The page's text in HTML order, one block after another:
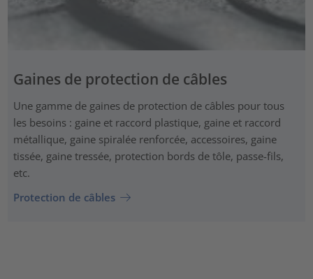
Gaines de protection de câbles
Une gamme de gaines de protection de câbles pour tous
les besoins : gaine et raccord plastique, gaine et raccord
métallique, gaine spiralée renforcée, accessoires, gaine
tissée, gaine tressée, protection bords de tôle, passe-fils,
etc.
Protection de câbles